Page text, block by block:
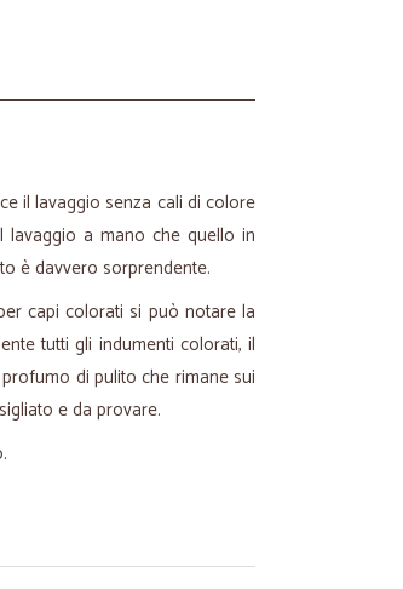
il lavaggio senza cali di colore
lavaggio a mano che quello in
è davvero sorprendente.
capi colorati si può notare la
tutti gli indumenti colorati, il
di pulito che rimane sui
e da provare.